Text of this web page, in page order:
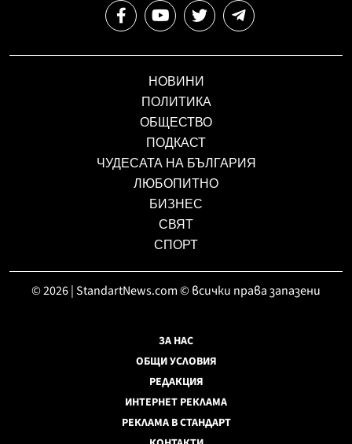
НОВИНИ
ПОЛИТИКА
ОБЩЕСТВО
ПОДКАСТ
ЧУДЕСАТА НА БЪЛГАРИЯ
ЛЮБОПИТНО
БИЗНЕС
СВЯТ
СПОРТ
© 2026 | StandartNews.com © всички права запазени
ЗА НАС
ОБЩИ УСЛОВИЯ
РЕДАКЦИЯ
ИНТЕРНЕТ РЕКЛАМА
РЕКЛАМА В СТАНДАРТ